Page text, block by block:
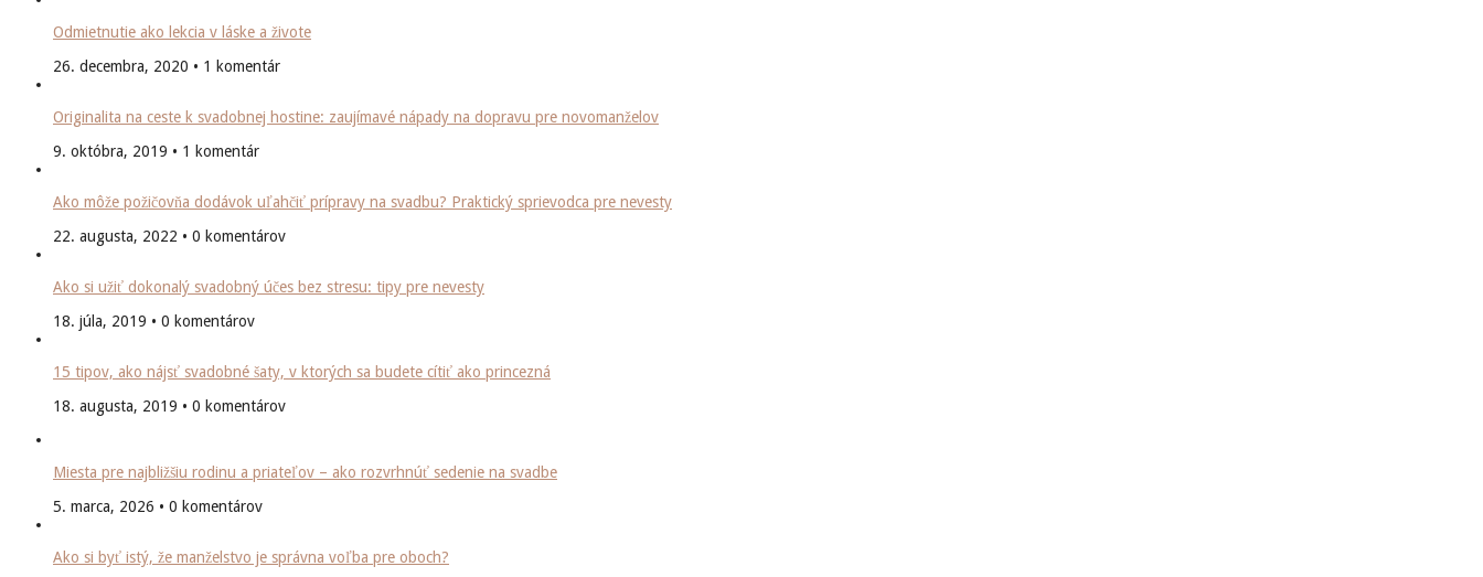
Odmietnutie ako lekcia v láske a živote
26. decembra, 2020 • 1 komentár
Originalita na ceste k svadobnej hostine: zaujímavé nápady na dopravu pre novomanželov
9. októbra, 2019 • 1 komentár
Ako môže požičovňa dodávok uľahčiť prípravy na svadbu? Praktický sprievodca pre nevesty
22. augusta, 2022 • 0 komentárov
Ako si užiť dokonalý svadobný účes bez stresu: tipy pre nevesty
18. júla, 2019 • 0 komentárov
15 tipov, ako nájsť svadobné šaty, v ktorých sa budete cítiť ako princezná
18. augusta, 2019 • 0 komentárov
Miesta pre najbližšiu rodinu a priateľov – ako rozvrhnúť sedenie na svadbe
5. marca, 2026 • 0 komentárov
Ako si byť istý, že manželstvo je správna voľba pre oboch?